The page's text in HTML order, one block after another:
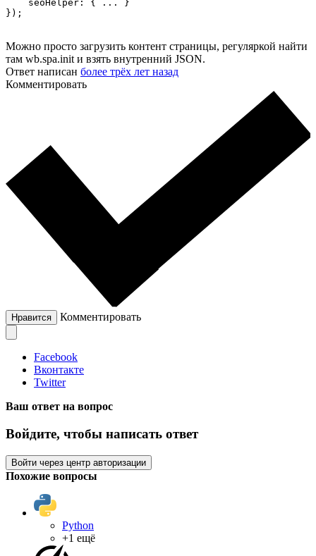
    seoHelper: { ... }
});
Можно просто загрузить контент страницы, регуляркой найти
там wb.spa.init и взять внутренний JSON.
Ответ написан более трёх лет назад
Комментировать
Нравится Комментировать
Facebook
Вконтакте
Twitter
Ваш ответ на вопрос
Войдите, чтобы написать ответ
Войти через центр авторизации
Похожие вопросы
Python
+1 ещё